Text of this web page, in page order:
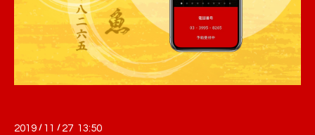
2019 / 11 / 27 13:50